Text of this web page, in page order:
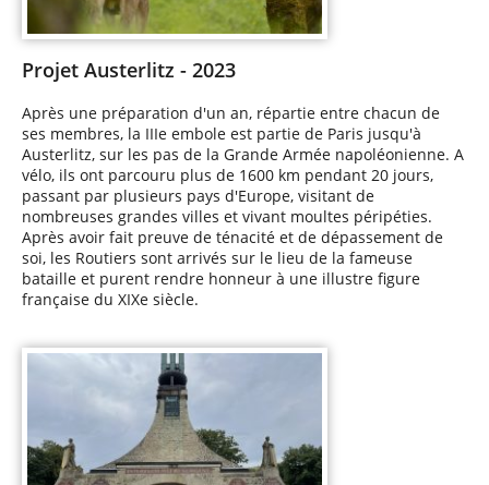
Projet Austerlitz - 2023
Après une préparation d'un an, répartie entre chacun de
ses membres, la IIIe embole est partie de Paris jusqu'à
Austerlitz, sur les pas de la Grande Armée napoléonienne. A
vélo, ils ont parcouru plus de 1600 km pendant 20 jours,
passant par plusieurs pays d'Europe, visitant de
nombreuses grandes villes et vivant moultes péripéties.
Après avoir fait preuve de ténacité et de dépassement de
soi, les Routiers sont arrivés sur le lieu de la fameuse
bataille et purent rendre honneur à une illustre figure
française du XIXe siècle.